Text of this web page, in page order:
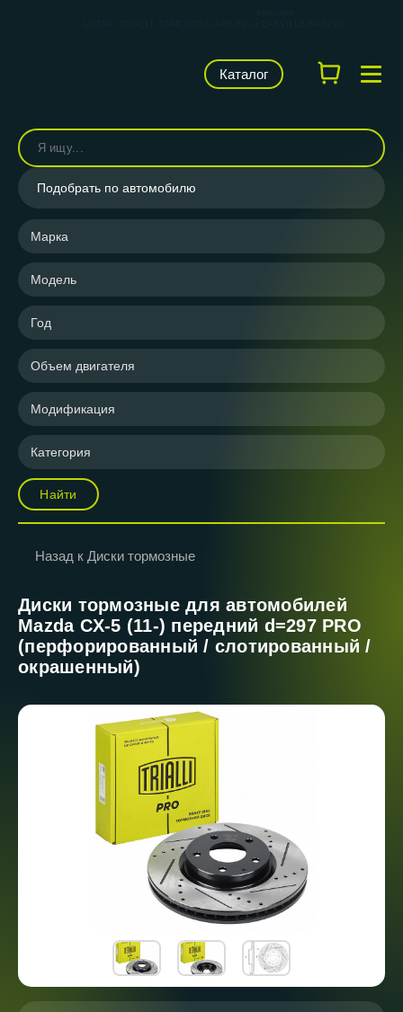
Каталог
Подобрать по автомобилю
Марка
Модель
Год
Объем двигателя
Модификация
Категория
Найти
Назад к Диски тормозные
Диски тормозные для автомобилей
Mazda CX-5 (11-) передний d=297 PRO
(перфорированный / слотированный /
окрашенный)